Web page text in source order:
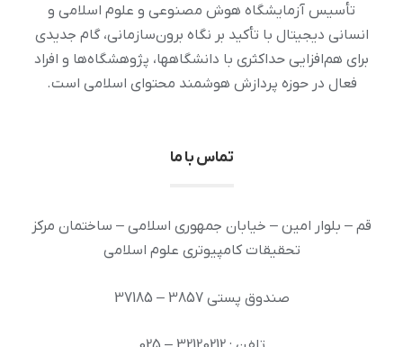
تأسیس آزمایشگاه هوش مصنوعی و علوم اسلامی و
انسانی دیجیتال با تأکید بر نگاه برون‌سازمانی، گام جدیدی
برای هم‌افزایی حداکثری با دانشگاهها، پژوهشگاه‌ها و افراد
فعال در حوزه پردازش هوشمند محتوای اسلامی است.
تماس با ما
قم – بلوار امین – خیابان جمهوری اسلامی – ساختمان مرکز
تحقیقات کامپیوتری علوم اسلامی
صندوق پستی 3857 – 37185